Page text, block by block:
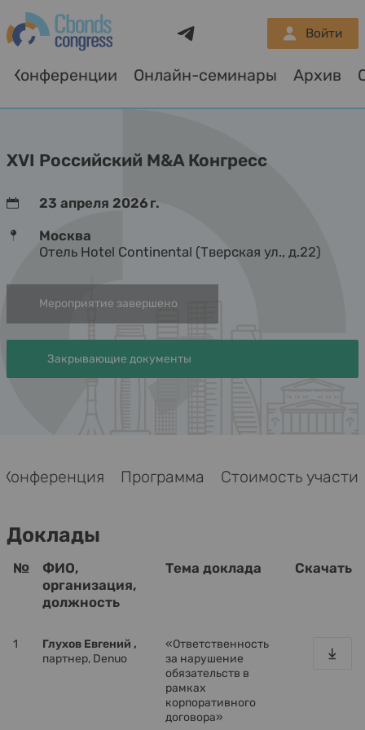
Конференции Онлайн-семинары Архив
Войти
XVI Российский M&A Конгресс
23 апреля 2026 г.
Москва
Отель Hotel Continental (Тверская ул., д.22)
Мероприятие завершено
Закрывающие документы
Программа Стоимость участия
Доклады
№
ФИО,
организация,
должность
Тема доклада Скачать
1
Глухов Евгений ,
партнер, Denuo
«Ответственность
за нарушение
обязательств в
рамках
корпоративного
договора»